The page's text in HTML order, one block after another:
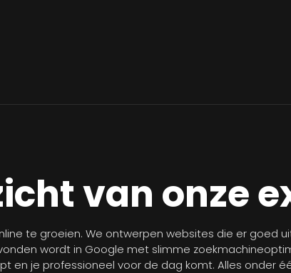
van onze
te groeien. We ontwerpen websites die er goed
wordt in Google met slimme
en je professioneel voor de dag komt. Alles onder